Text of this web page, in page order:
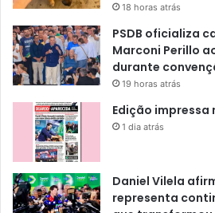
18 horas atrás
PSDB oficializa
Marconi Perillo
durante
19 horas atrás
Edição impressa
1 dia atrás
Daniel Vilela
representa